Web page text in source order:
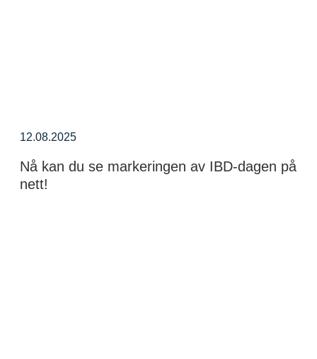
12.08.2025
Nå kan du se markeringen av IBD-dagen på
nett!